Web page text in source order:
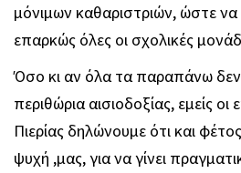
μόνιμων καθαριστριών, ώστε
επαρκώς όλες οι σχολικές
Όσο κι αν όλα τα παραπάνω
περιθώρια αισιοδοξίας, εμείς οι
Πιερίας δηλώνουμε ότι και
ψυχή ,μας, για να γίνει